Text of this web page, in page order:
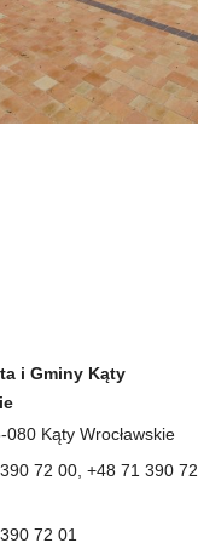
i Gminy Kąty
080 Kąty Wrocławskie
72 00, +48 71 390 72
72 01